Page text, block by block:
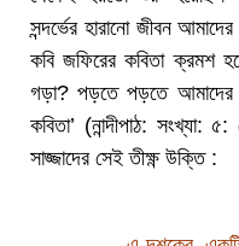
সন্দর্ভের হারানো জীবন
কবি জফিরের কবিতা ক্রমশ
গড়া? পড়তে পড়তে আমাদের
কবিতা’ (নান্দীপাঠ:
সাজ্জাদের সেই তীক্ষ্ণ উক্তি :